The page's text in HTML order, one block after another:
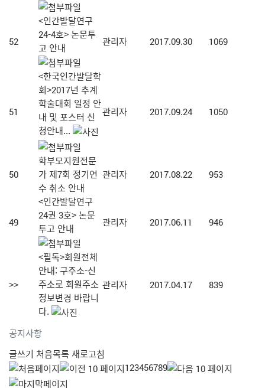
공지사항
52
<인간발달연구
24-4호> 논문투
고 안내
관리자 2017.09.30 1069
51
<한국인간발달학
회>2017년 추계
학술대회 일정 안
내 및 포스터 신
청안내...
관리자 2017.09.24 1050
50
학부모지원전문
가 제7회 정기연
수 취소 안내
관리자 2017.08.22 953
49
<인간발달연구
24권 3호> 논문
투고 안내
관리자 2017.06.11 946
>>
<필독>회원전체
안내: 구주소-신
주소로 회원주소
정보변경 바랍니
다.
관리자 2017.04.17 839
글쓰기 처음목록새로고침
123456789